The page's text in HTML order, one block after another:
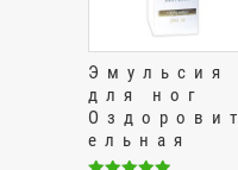
Эмульсия
для ног
Оздоровит
ельная